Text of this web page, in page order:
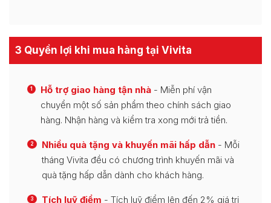
3 Quyền lợi khi mua hàng tại Vivita
1 Hỗ trợ giao hàng tận nhà - Miễn phí vận
chuyển một số sản phẩm theo chính sách giao
hàng. Nhận hàng và kiểm tra xong mới trả tiền.
2 Nhiều quà tặng và khuyến mãi hấp dẫn - Mỗi
tháng Vivita đều có chương trình khuyến mãi và
quà tặng hấp dẫn dành cho khách hàng.
3 Tích luỹ điểm - Tích luỹ điểm lên đến 2% giá trị